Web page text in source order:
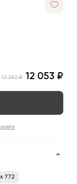
13 392 ₽ 12 053 ₽
772